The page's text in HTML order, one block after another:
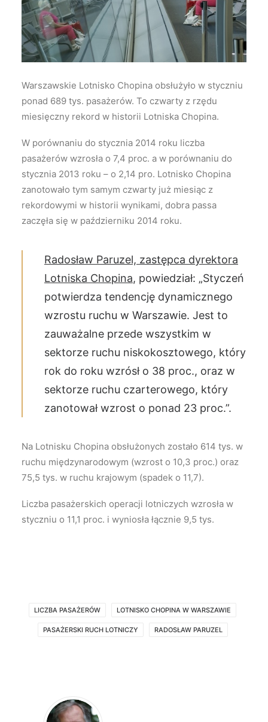
Wyszukiwanie
Warszawskie Lotnisko Chopina obsłużyło w styczniu
ponad 689 tys. pasażerów. To czwarty z rzędu
miesięczny rekord w historii Lotniska Chopina.
W porównaniu do stycznia 2014 roku liczba
pasażerów wzrosła o 7,4 proc. a w porównaniu do
stycznia 2013 roku – o 2,14 pro. Lotnisko Chopina
zanotowało tym samym czwarty już miesiąc z
rekordowymi w historii wynikami, dobra passa
zaczęła się w październiku 2014 roku.
Radosław Paruzel, zastępca dyrektora
Lotniska Chopina, powiedział: „Styczeń
potwierdza tendencję dynamicznego
wzrostu ruchu w Warszawie. Jest to
zauważalne przede wszystkim w
sektorze ruchu niskokosztowego, który
rok do roku wzrósł o 38 proc., oraz w
sektorze ruchu czarterowego, który
zanotował wzrost o ponad 23 proc.”.
Na Lotnisku Chopina obsłużonych zostało 614 tys. w
ruchu międzynarodowym (wzrost o 10,3 proc.) oraz
75,5 tys. w ruchu krajowym (spadek o 11,7).
Liczba pasażerskich operacji lotniczych wzrosła w
styczniu o 11,1 proc. i wyniosła łącznie 9,5 tys.
LICZBA PASAŻERÓW LOTNISKO CHOPINA W WARSZAWIE
PASAŻERSKI RUCH LOTNICZY RADOSŁAW PARUZEL